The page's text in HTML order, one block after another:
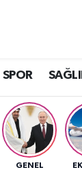
SPOR
GENEL
ve